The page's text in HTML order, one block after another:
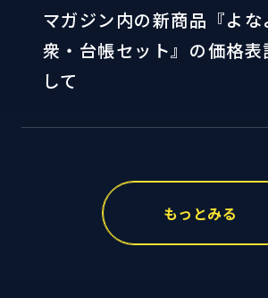
マガジン内の新商品『よな
衆・台帳セット』の価格表
して
もっとみる